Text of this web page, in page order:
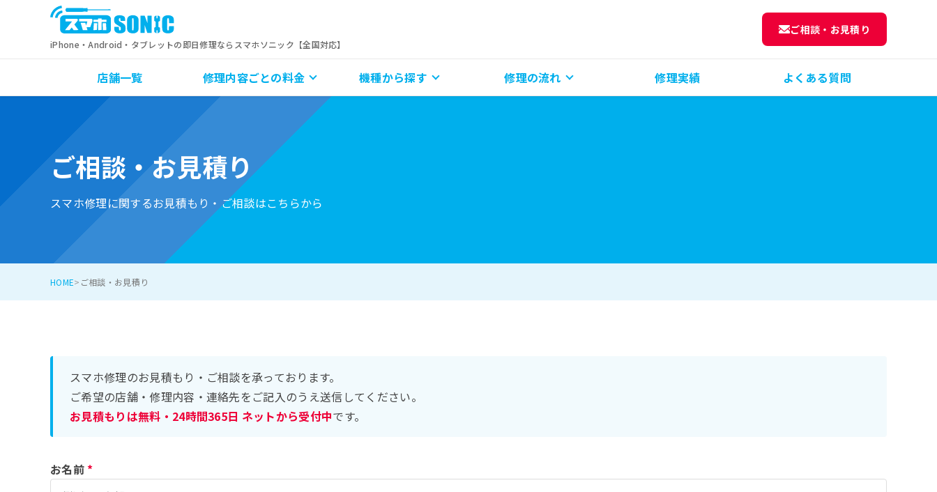
iPhone・Android・タブレットの即日修理ならスマホソニック【全国対応】
ご相談・お見積り
店舗一覧 修理内容ごとの料金 機種から探す 修理の流れ 修理実績 よくある質問
ご相談・お見積り
スマホ修理に関するお見積もり・ご相談はこちらから
HOME ご相談・お見積り
スマホ修理のお見積もり・ご相談を承っております。
ご希望の店舗・修理内容・連絡先をご記入のうえ送信してください。
お見積もりは無料・24時間365日 ネットから受付中です。
お名前 *